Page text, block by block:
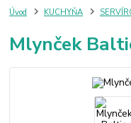
Úvod KUCHYŇA
Mlynček